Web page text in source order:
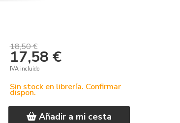
18,50 €
17,58 €
IVA incluido
Sin stock en librería. Confirmar
dispon.
Añadir a mi cesta